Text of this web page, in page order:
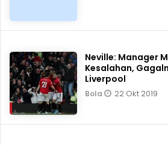
Neville: Manager
Kesalahan,
Liverpool
Bola 22 Okt 2019